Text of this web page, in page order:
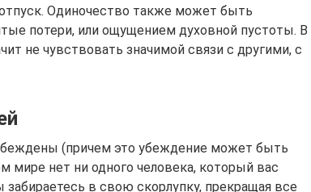
Одиночество также может быть
потери, или ощущением духовной пустоты. В
не чувствовать значимой связи с другими, с
(причем это убеждение может быть
нет ни одного человека, который вас
в свою скорлупку, прекращая все